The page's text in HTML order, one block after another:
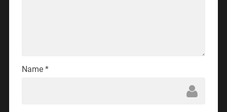
Name *